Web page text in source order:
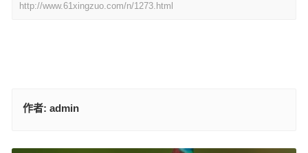
http://www.61xingzuo.com/n/1273.html
作者: admin